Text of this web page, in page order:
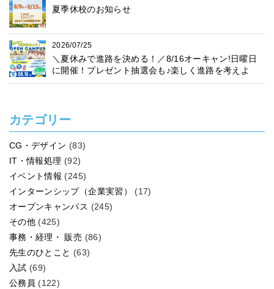
夏季休校のお知らせ
2026/07/25
＼夏休みで進路を決める！／8/16オーキャン!日曜日
に開催！プレゼント抽選会も♪楽しく進路を考えよ
う！
カテゴリー
CG・デザイン (83)
IT・情報処理 (92)
イベント情報 (245)
インターンシップ（企業実習）
(17)
オープンキャンパス (245)
その他 (425)
事務・経理・ 販売 (86)
先生のひとこと (63)
入試 (69)
公務員 (122)